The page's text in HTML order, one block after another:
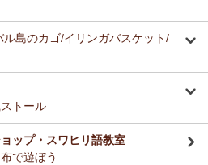
島のカゴ/イリンガバスケット/
トール
ップ・スワヒリ語教室
で遊ぼう